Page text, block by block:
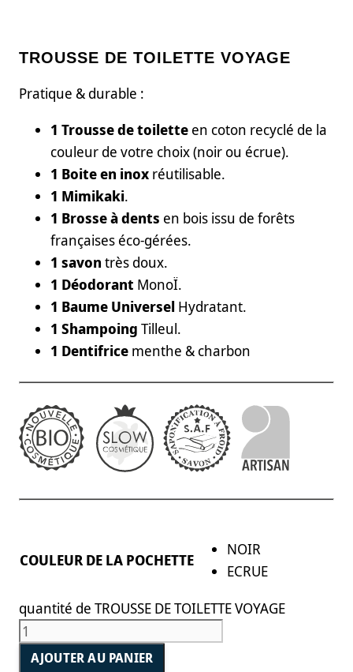
TROUSSE DE TOILETTE VOYAGE
Pratique & durable :
1 Trousse de toilette en coton recyclé de la
couleur de votre choix (noir ou écrue).
1 Boite en inox réutilisable.
1 Mimikaki.
1 Brosse à dents en bois issu de forêts
françaises éco-gérées.
1 savon très doux.
1 Déodorant MonoÏ.
1 Baume Universel Hydratant.
1 Shampoing Tilleul.
1 Dentifrice menthe & charbon
COULEUR DE LA POCHETTE
NOIR
ECRUE
quantité de TROUSSE DE TOILETTE VOYAGE
AJOUTER AU PANIER